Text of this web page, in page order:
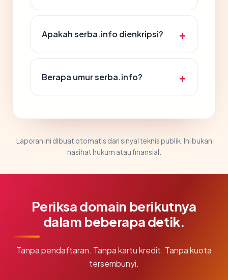
Apakah serba.info dienkripsi?
Berapa umur serba.info?
Laporan ini dibuat otomatis dari sinyal teknis publik. Ini bukan
nasihat hukum atau finansial.
Periksa domain berikutnya
dalam beberapa detik.
Tanpa pendaftaran. Tanpa kartu kredit. Tanpa kuota
tersembunyi.